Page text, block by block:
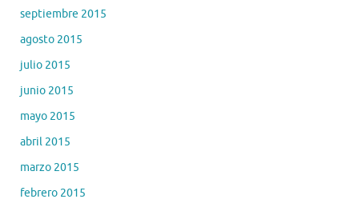
septiembre 2015
agosto 2015
julio 2015
junio 2015
mayo 2015
abril 2015
marzo 2015
febrero 2015